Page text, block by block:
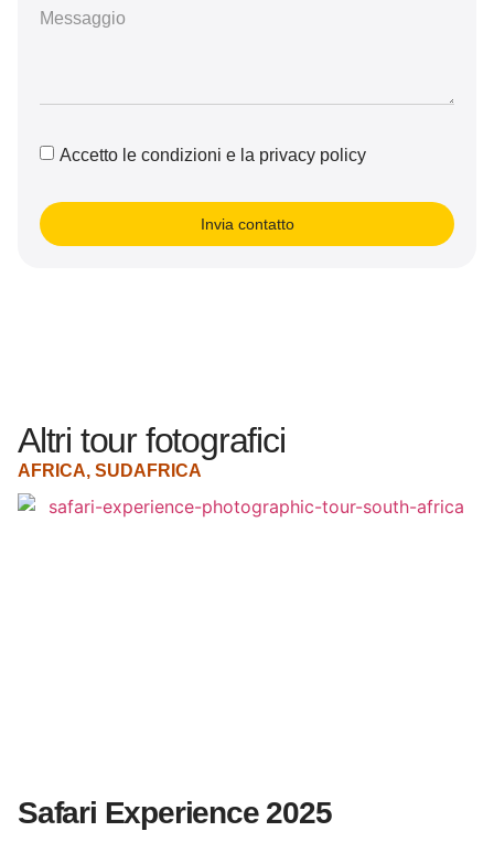
Accetto le condizioni e la privacy policy
Invia contatto
Altri tour fotografici
AFRICA, SUDAFRICA
Safari Experience 2025